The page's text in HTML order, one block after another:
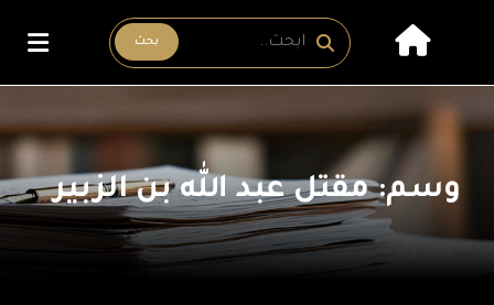
بحث
وسم: مقتل عبد الله بن الزبير